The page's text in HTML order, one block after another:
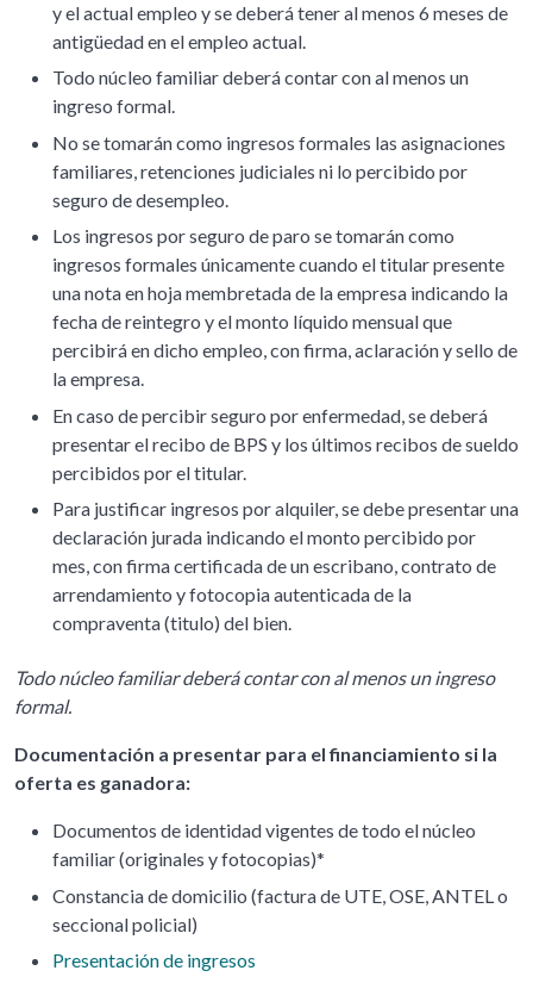
y el actual empleo y se deberá tener al menos 6 meses de
antigüedad en el empleo actual.
Todo núcleo familiar deberá contar con al menos un
ingreso formal.
No se tomarán como ingresos formales las asignaciones
familiares, retenciones judiciales ni lo percibido por
seguro de desempleo.
Los ingresos por seguro de paro se tomarán como
ingresos formales únicamente cuando el titular presente
una nota en hoja membretada de la empresa indicando la
fecha de reintegro y el monto líquido mensual que
percibirá en dicho empleo, con firma, aclaración y sello de
la empresa.
En caso de percibir seguro por enfermedad, se deberá
presentar el recibo de BPS y los últimos recibos de sueldo
percibidos por el titular.
Para justificar ingresos por alquiler, se debe presentar una
declaración jurada indicando el monto percibido por
mes, con firma certificada de un escribano, contrato de
arrendamiento y fotocopia autenticada de la
compraventa (titulo) del bien.
Todo núcleo familiar deberá contar con al menos un ingreso
formal.
Documentación a presentar para el financiamiento si la
oferta es ganadora:
Documentos de identidad vigentes de todo el núcleo
familiar (originales y fotocopias)*
Constancia de domicilio (factura de UTE, OSE, ANTEL o
seccional policial)
Presentación de ingresos